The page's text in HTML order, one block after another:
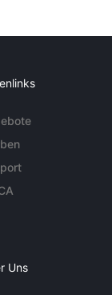
Uns